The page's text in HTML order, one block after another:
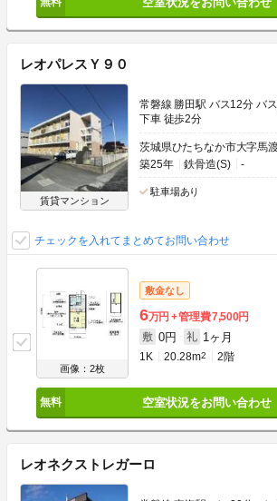
レオパレスＹ９０
賃貸マンション
常磐線 勝田駅 バス12分 バ
下車 徒歩2分
茨城県ひたちなか市大字馬
築25年
鉄骨造(S) -
駐車場あり
チェックを入れてまとめてお問い合わせ
画像：2枚
敷金なし
6万円 管理費7,500円
敷 0円 礼 1ヶ月
1K 20.28m2 2階
空室状況をお問い合わせ
レオネクストレガーロ